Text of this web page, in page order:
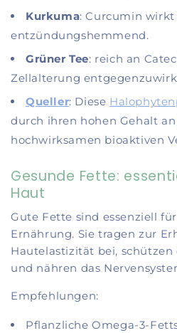
Kurkuma: Curcumin wirkt
entzündungshemmend.
Grüner Tee: reich an
Zellalterung
Queller: Diese
durch ihren hohen Gehalt an
hochwirksamen bioaktiven
Gesunde Fette:
Haut
Gute Fette sind essenziell
Ernährung. Sie tragen zur
Hautelastizität bei,
und nähren das
Empfehlungen:
Pflanzliche Omega-3-